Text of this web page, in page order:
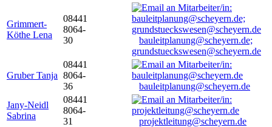
Grimmert-
Köthe Lena
08441
8064-
30
bauleitplanung@scheyern.de;
grundstueckswesen@scheyern.de
Gruber Tanja
08441
8064-
36
bauleitplanung@scheyern.de
Jany-Neidl
Sabrina
08441
8064-
31
projektleitung@scheyern.de